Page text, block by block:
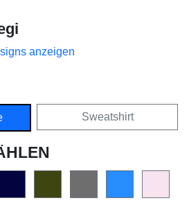
anzeigen
Sweatshirt